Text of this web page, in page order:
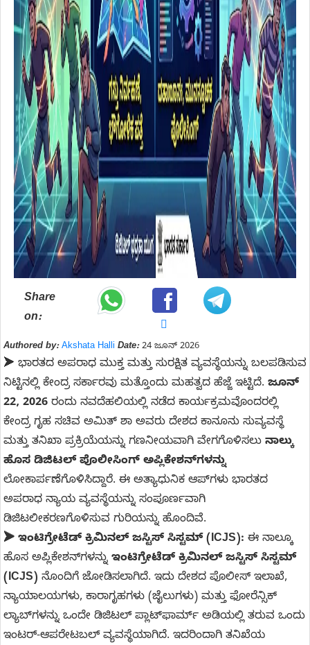
Share
on:
Authored by: Akshata Halli Date:24 ಜೂನ್ 2026
➤ ಭಾರತದ ಅಪರಾಧ ಮುಕ್ತ ಮತ್ತು ಸುರಕ್ಷಿತ ವ್ಯವಸ್ಥೆಯನ್ನು ಬಲಪಡಿಸುವ
ನಿಟ್ಟಿನಲ್ಲಿ ಕೇಂದ್ರ ಸರ್ಕಾರವು ಮತ್ತೊಂದು ಮಹತ್ವದ ಹೆಜ್ಜೆ ಇಟ್ಟಿದೆ. ಜೂನ್
22, 2026 ರಂದು ನವದೆಹಲಿಯಲ್ಲಿ ನಡೆದ ಕಾರ್ಯಕ್ರಮವೊಂದರಲ್ಲಿ
ಕೇಂದ್ರ ಗೃಹ ಸಚಿವ ಅಮಿತ್ ಶಾ ಅವರು ದೇಶದ ಕಾನೂನು ಸುವ್ಯವಸ್ಥೆ
ಮತ್ತು ತನಿಖಾ ಪ್ರಕ್ರಿಯೆಯನ್ನು ಗಣನೀಯವಾಗಿ ವೇಗಗೊಳಿಸಲು ನಾಲ್ಕು
ಹೊಸ ಡಿಜಿಟಲ್ ಪೊಲೀಸಿಂಗ್ ಅಪ್ಲಿಕೇಶನ್‌ಗಳನ್ನು
ಲೋಕಾರ್ಪಣೆಗೊಳಿಸಿದ್ದಾರೆ. ಈ ಅತ್ಯಾಧುನಿಕ ಆಪ್‌ಗಳು ಭಾರತದ
ಅಪರಾಧ ನ್ಯಾಯ ವ್ಯವಸ್ಥೆಯನ್ನು ಸಂಪೂರ್ಣವಾಗಿ
ಡಿಜಿಟಲೀಕರಣಗೊಳಿಸುವ ಗುರಿಯನ್ನು ಹೊಂದಿವೆ.
➤ ಇಂಟಿಗ್ರೇಟೆಡ್ ಕ್ರಿಮಿನಲ್ ಜಸ್ಟಿಸ್ ಸಿಸ್ಟಮ್ (ICJS): ಈ ನಾಲ್ಕೂ
ಹೊಸ ಅಪ್ಲಿಕೇಶನ್‌ಗಳನ್ನು ಇಂಟಿಗ್ರೇಟೆಡ್ ಕ್ರಿಮಿನಲ್ ಜಸ್ಟಿಸ್ ಸಿಸ್ಟಮ್
(ICJS) ನೊಂದಿಗೆ ಜೋಡಿಸಲಾಗಿದೆ. ಇದು ದೇಶದ ಪೊಲೀಸ್ ಇಲಾಖೆ,
ನ್ಯಾಯಾಲಯಗಳು, ಕಾರಾಗೃಹಗಳು (ಜೈಲುಗಳು) ಮತ್ತು ಫೋರೆನ್ಸಿಕ್
ಲ್ಯಾಬ್‌ಗಳನ್ನು ಒಂದೇ ಡಿಜಿಟಲ್ ಪ್ಲಾಟ್‌ಫಾರ್ಮ್ ಅಡಿಯಲ್ಲಿ ತರುವ ಒಂದು
ಇಂಟರ್-ಆಪರೇಟಬಲ್ ವ್ಯವಸ್ಥೆಯಾಗಿದೆ. ಇದರಿಂದಾಗಿ ತನಿಖೆಯ